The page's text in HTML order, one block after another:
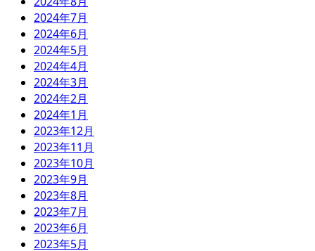
2024年7月
2024年6月
2024年5月
2024年4月
2024年3月
2024年2月
2024年1月
2023年12月
2023年11月
2023年10月
2023年9月
2023年8月
2023年7月
2023年6月
2023年5月